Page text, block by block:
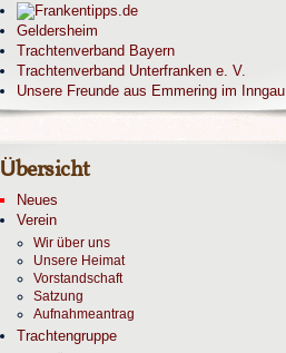
Geldersheim
Trachtenverband Bayern
Trachtenverband Unterfranken e. V.
Unsere Freunde aus Emmering im Inngau
Übersicht
Neues
Verein
Wir über uns
Unsere Heimat
Vorstandschaft
Satzung
Aufnahmeantrag
Trachtengruppe